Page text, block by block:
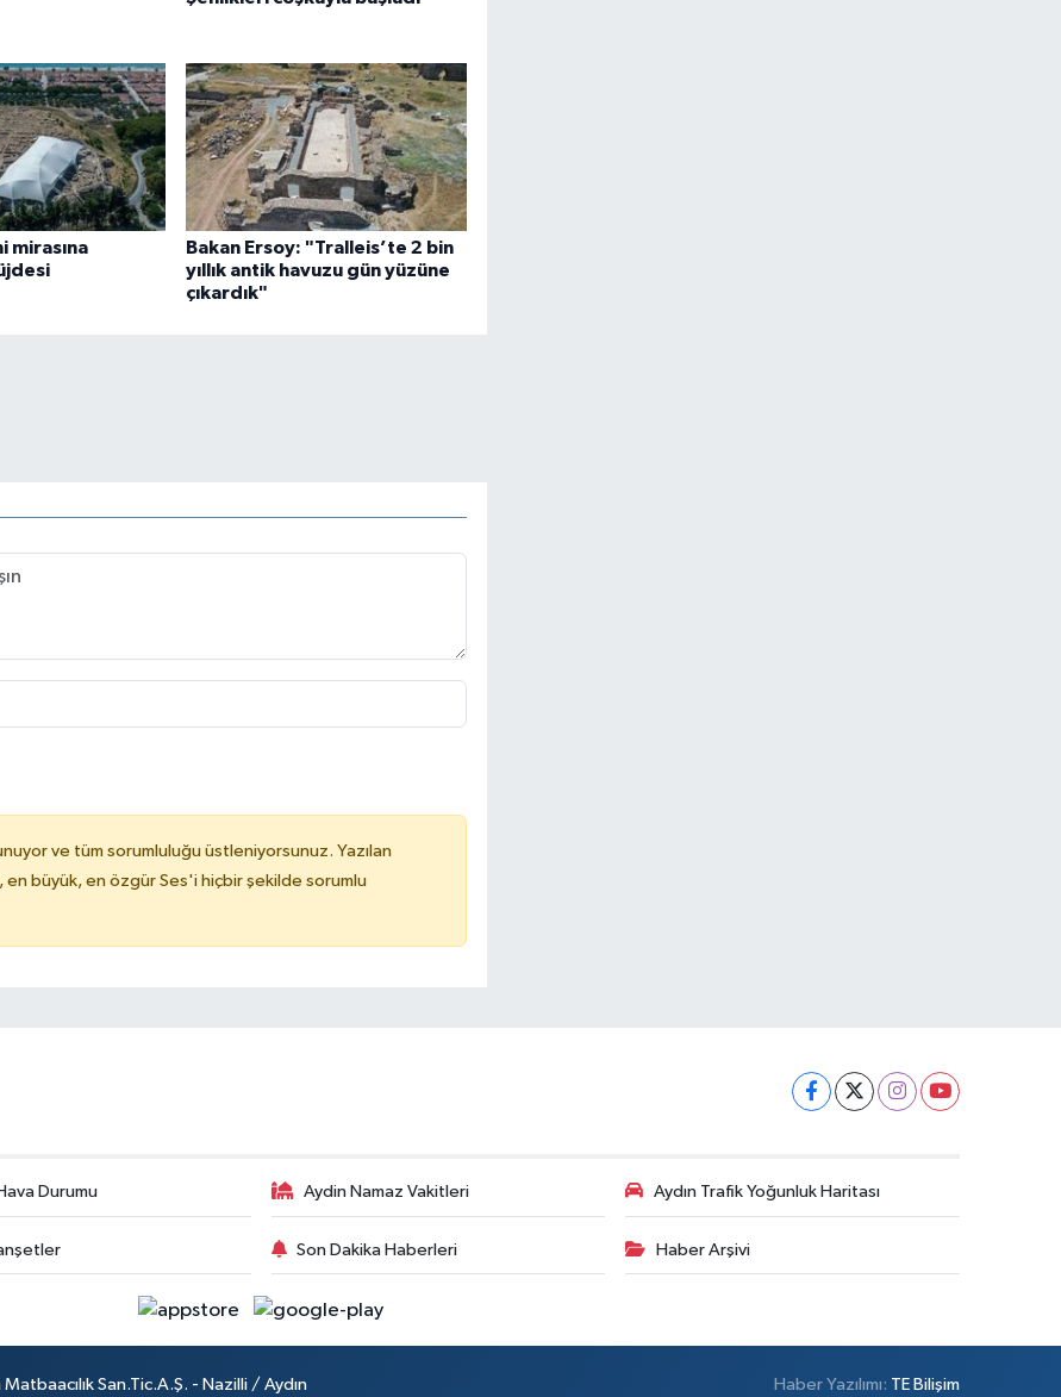
mirasına
Bakan Ersoy: "Tralleis’te 2 bin
yıllık antik havuzu gün yüzüne
çıkardık"
ve tüm sorumluluğu üstleniyorsunuz. Yazılan
en büyük, en özgür Ses'i hiçbir şekilde sorumlu
Durumu Aydin Namaz Vakitleri Aydın Trafik Yoğunluk Haritası
Son Dakika Haberleri Haber Arşivi
San.Tic.A.Ş. - Nazilli / Aydın Haber Yazılımı: TE Bilişim